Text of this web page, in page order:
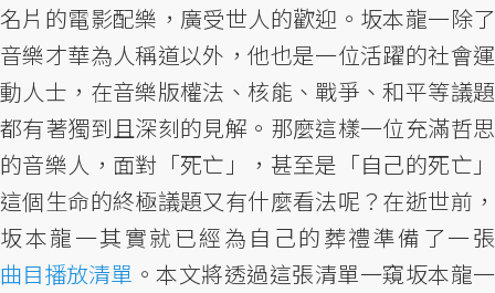
名片的電影配樂，廣受世人的歡迎。坂本龍一除了
音樂才華為人稱道以外，他也是一位活躍的社會運
動人士，在音樂版權法、核能、戰爭、和平等議題
都有著獨到且深刻的見解。那麼這樣一位充滿哲思
的音樂人，面對「死亡」，甚至是「自己的死亡」
這個生命的終極議題又有什麼看法呢？在逝世前，
坂本龍一其實就已經為自己的葬禮準備了一張
曲目播放清單 。本文將透過這張清單一窺坂本龍一